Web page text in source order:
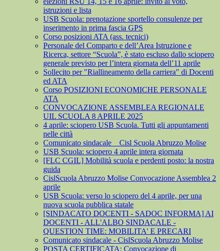
istruzioni e lista
USB Scuola: prenotazione sportello consulenze per
inserimento in prima fascia GPS
Corso posizioni ATA (ass. tecnici)
Personale del Comparto e dell’Area Istruzione e
Ricerca, settore “Scuola”, è stato escluso dallo sciopero
generale previsto per l’intera giornata dell’11 aprile
Sollecito per "Riallineamento della carriera" di Docenti
ed ATA
Corso POSIZIONI ECONOMICHE PERSONALE
ATA
CONVOCAZIONE ASSEMBLEA REGIONALE
UIL SCUOLA 8 APRILE 2025
4 aprile: sciopero USB Scuola. Tutti gli appuntamenti
nelle città
Comunicato sindacale _ Cisl Scuola Abruzzo Molise
USB Scuola: sciopero 4 aprile intera giornata
[FLC CGIL] Mobilità scuola e perdenti posto: la nostra
guida
CislScuola Abruzzo Molise Convocazione Assemblea 2
aprile
USB Scuola: verso lo sciopero del 4 aprile, per una
nuova scuola pubblica statale
[SINDACATO DOCENTI - SADOC INFORMA] AI
DOCENTI - ALL'ALBO SINDACALE -
QUESTION TIME: MOBILITA' E PRECARI
Comunicato sindacale - CislScuola Abruzzo Molise
POSTA CERTIFICATA: Convocazione di